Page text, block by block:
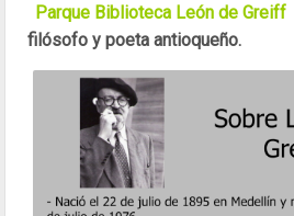
Parque Biblioteca León de Greiff
filósofo y poeta antioqueño.